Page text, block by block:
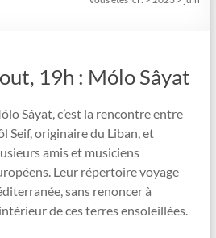
19h : Mólo Sâyat
Sâyat, c’est la rencontre entre
Seif, originaire du Liban, et
amis et musiciens
Leur répertoire voyage
sans renoncer à
de ces terres ensoleillées.